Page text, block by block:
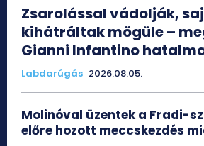
Zsarolással vádolják,
kihátráltak mögüle –
Gianni Infantino
Labdarúgás 2026.08.05.
Molinóval üzentek a Fradi-
előre hozott meccskezdés